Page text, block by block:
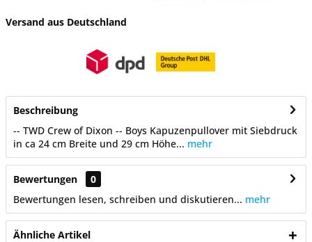
Versand aus Deutschland
Beschreibung
-- TWD Crew of Dixon -- Boys Kapuzenpullover mit Siebdruck
in ca 24 cm Breite und 29 cm Höhe... mehr
Bewertungen
0
Bewertungen lesen, schreiben und diskutieren... mehr
Ähnliche Artikel